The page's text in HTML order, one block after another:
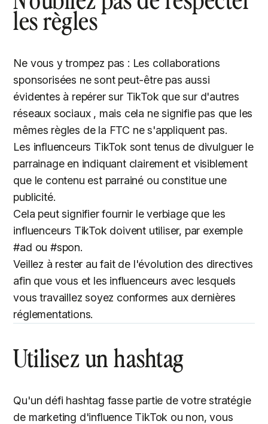
les règles
Ne vous y trompez pas : Les collaborations
sponsorisées ne sont peut-être pas aussi
évidentes à repérer sur TikTok que sur d'autres
réseaux sociaux , mais cela ne signifie pas que les
mêmes règles de la FTC ne s'appliquent pas.
Les influenceurs TikTok sont tenus de divulguer le
parrainage en indiquant clairement et visiblement
que le contenu est parrainé ou constitue une
publicité.
Cela peut signifier fournir le verbiage que les
influenceurs TikTok doivent utiliser, par exemple
#ad ou #spon.
Veillez à rester au fait de l'évolution des directives
afin que vous et les influenceurs avec lesquels
vous travaillez soyez conformes aux dernières
réglementations.
Utilisez un hashtag
Qu'un défi hashtag fasse partie de votre stratégie
de marketing d'influence TikTok ou non, vous